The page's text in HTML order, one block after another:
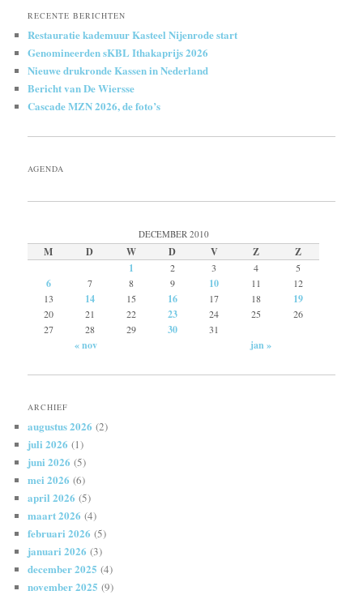
RECENTE BERICHTEN
Restauratie kademuur Kasteel Nijenrode start
Genomineerden sKBL Ithakaprijs 2026
Nieuwe drukronde Kassen in Nederland
Bericht van De Wiersse
Cascade MZN 2026, de foto’s
AGENDA
DECEMBER 2010
M D W D V Z
Z
1
2 3 4 5
6 7 8 9 10 11
12
13
14 15 16 17 18 19
20 21 22 23 24 25
26
27
28 29 30 31
« nov jan »
ARCHIEF
augustus 2026 (2)
juli 2026 (1)
juni 2026 (5)
mei 2026 (6)
april 2026 (5)
maart 2026 (4)
februari 2026 (5)
januari 2026 (3)
december 2025 (4)
november 2025 (9)